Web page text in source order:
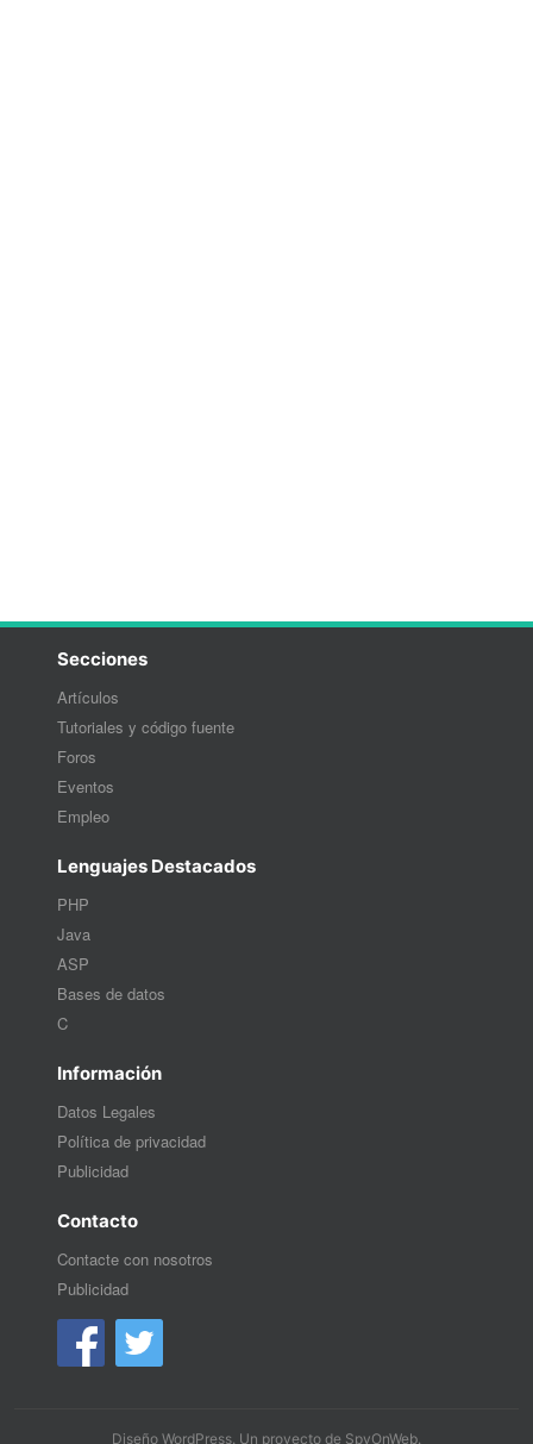
Secciones
Artículos
Tutoriales y código fuente
Foros
Eventos
Empleo
Lenguajes Destacados
PHP
Java
ASP
Bases de datos
C
Información
Datos Legales
Política de privacidad
Publicidad
Contacto
Contacte con nosotros
Publicidad
Diseño WordPress. Un proyecto de SpyOnWeb.